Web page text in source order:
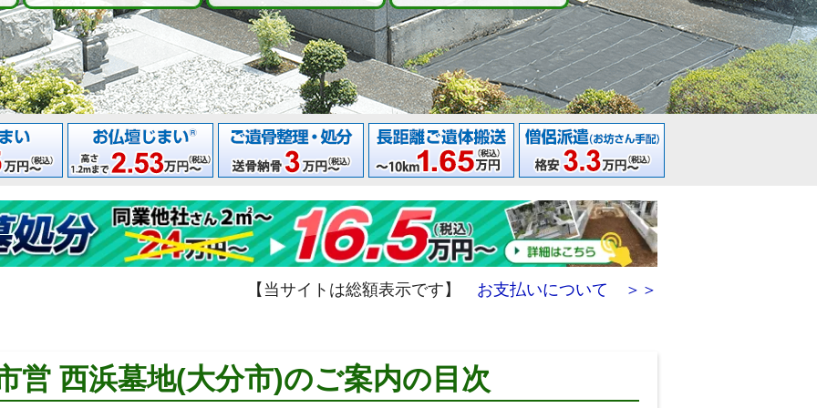
【当サイトは総額表示です】 お支払いについて ＞＞
営 西浜墓地(大分市)のご案内の目次